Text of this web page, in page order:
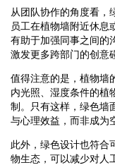
从团队协作的角度看，
员工在植物墙附近休息
有助于加强同事之间的
激发更多跨部门的创意
值得注意的是，植物墙
内光照、湿度条件的植
制。只有这样，绿色墙
与心理效益，而非成为
此外，绿色设计也符合
物生态，可以减少对人